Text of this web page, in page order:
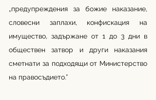
„предупреждения за божие наказание,
словесни заплахи, конфискация на
имущество, задържане от 1 до 3 дни в
обществен затвор и други наказания
сметнати за подходящи от Министерство
на правосъдието.”